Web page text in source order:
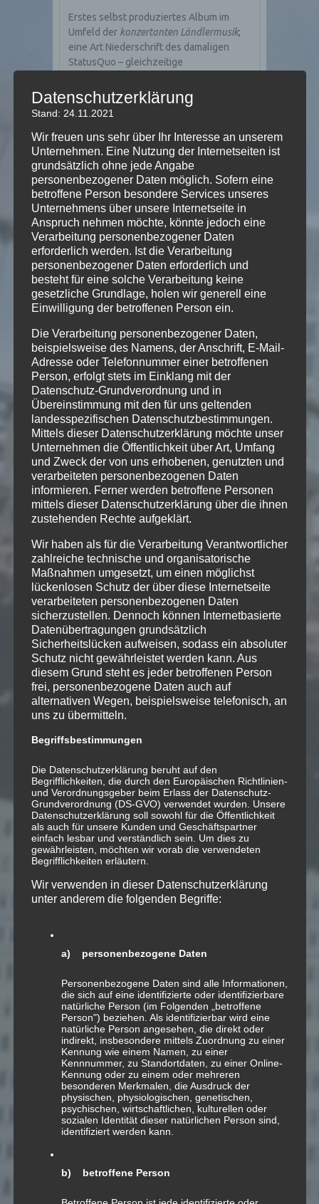
Erstes selbst produziertes Album im
Umfeld der konzertanten Ländlermusik;
eine Art Niederschrift des damaligen
StatusQuo – gleichzeitige
Musikszene. Vorausahnende
Musikansätze in Bereichen, welche
LUEGSCH?!·Trio Marcel Oetiker·Duo
Oetiker/Miller ·Marcel Oetiker Solo
Marcel Oetiker; Schwyzerörgeli (diverse
Instrumente) · Geri Miller; Gitarre · Kurt
Willauer; Klavier, Schlagzeug · Rolf
Willauer; Kontrabass
2004 –04–24
bestellen überinfo@marceloetiker.com
(CHF 30.00)
24
Bim Götti z’Alp
Ländler für Schwyzerörgeli
[ √ ] SUISA
24
Die Krone der
Willauers
Ländler für Schwyzerörgeli
2004; «auf.takt»
24
APR.
Pœlka
Polka für Schwyzerörgeli
Datenschutzerklärung
Stand: 24.11.2021
Wir freuen uns sehr über Ihr Interesse an unserem
Unternehmen. Eine Nutzung der Internetseiten ist
grundsätzlich ohne jede Angabe
personenbezogener Daten möglich. Sofern eine
betroffene Person besondere Services unseres
Unternehmens über unsere Internetseite in
Anspruch nehmen möchte, könnte jedoch eine
Verarbeitung personenbezogener Daten
erforderlich werden. Ist die Verarbeitung
personenbezogener Daten erforderlich und
besteht für eine solche Verarbeitung keine
gesetzliche Grundlage, holen wir generell eine
Einwilligung der betroffenen Person ein.
Die Verarbeitung personenbezogener Daten,
beispielsweise des Namens, der Anschrift, E-Mail-
Adresse oder Telefonnummer einer betroffenen
Person, erfolgt stets im Einklang mit der
Datenschutz-Grundverordnung und in
Übereinstimmung mit den für uns geltenden
landesspezifischen Datenschutzbestimmungen.
Mittels dieser Datenschutzerklärung möchte unser
Unternehmen die Öffentlichkeit über Art, Umfang
und Zweck der von uns erhobenen, genutzten und
verarbeiteten personenbezogenen Daten
informieren. Ferner werden betroffene Personen
mittels dieser Datenschutzerklärung über die ihnen
zustehenden Rechte aufgeklärt.
Wir haben als für die Verarbeitung Verantwortlicher
zahlreiche technische und organisatorische
Maßnahmen umgesetzt, um einen möglichst
lückenlosen Schutz der über diese Internetseite
verarbeiteten personenbezogenen Daten
sicherzustellen. Dennoch können Internetbasierte
Datenübertragungen grundsätzlich
Sicherheitslücken aufweisen, sodass ein absoluter
Schutz nicht gewährleistet werden kann. Aus
diesem Grund steht es jeder betroffenen Person
frei, personenbezogene Daten auch auf
alternativen Wegen, beispielsweise telefonisch, an
uns zu übermitteln.
Begriffsbestimmungen
Die Datenschutzerklärung beruht auf den
Begrifflichkeiten, die durch den Europäischen Richtlinien-
und Verordnungsgeber beim Erlass der Datenschutz-
Grundverordnung (DS-GVO) verwendet wurden. Unsere
Datenschutzerklärung soll sowohl für die Öffentlichkeit
als auch für unsere Kunden und Geschäftspartner
einfach lesbar und verständlich sein. Um dies zu
gewährleisten, möchten wir vorab die verwendeten
Begrifflichkeiten erläutern.
Wir verwenden in dieser Datenschutzerklärung
unter anderem die folgenden Begriffe:
a) personenbezogene Daten
Personenbezogene Daten sind alle Informationen,
die sich auf eine identifizierte oder identifizierbare
natürliche Person (im Folgenden „betroffene
Person") beziehen. Als identifizierbar wird eine
natürliche Person angesehen, die direkt oder
indirekt, insbesondere mittels Zuordnung zu einer
Kennung wie einem Namen, zu einer
Kennnummer, zu Standortdaten, zu einer Online-
Kennung oder zu einem oder mehreren
besonderen Merkmalen, die Ausdruck der
physischen, physiologischen, genetischen,
psychischen, wirtschaftlichen, kulturellen oder
sozialen Identität dieser natürlichen Person sind,
identifiziert werden kann.
b) betroffene Person